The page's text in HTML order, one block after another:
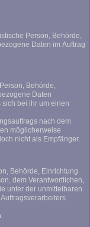
Person, Behörde,
Daten im Auftrag
Behörde,
Daten
bei ihr um einen
nach dem
möglicherweise
nicht als Empfänger.
Behörde, Einrichtung
dem Verantwortlichen,
unter der unmittelbaren